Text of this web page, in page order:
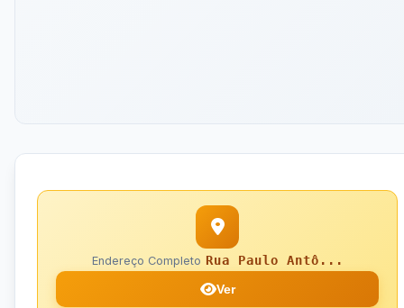
Endereço Completo Rua Paulo Antô...
Ver